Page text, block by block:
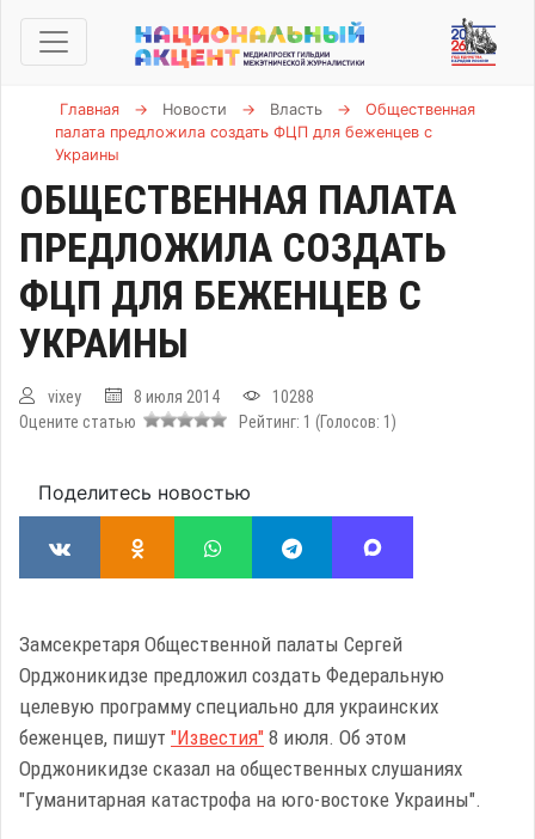
Главная → Новости → Власть →
Общественная
палата предложила создать ФЦП для беженцев с
Украины
ОБЩЕСТВЕННАЯ ПАЛАТА
ПРЕДЛОЖИЛА СОЗДАТЬ
ФЦП ДЛЯ БЕЖЕНЦЕВ С
УКРАИНЫ
vixey 8 июля 2014
10288
Оцените статью
Рейтинг: 1 (Голосов: 1 )
Поделитесь новостью
Замсекретаря Общественной палаты Сергей
Орджоникидзе предложил создать Федеральную
целевую программу специально для украинских
беженцев, пишут "Известия" 8 июля. Об этом
Орджоникидзе сказал на общественных слушаниях
"Гуманитарная катастрофа на юго-востоке Украины".